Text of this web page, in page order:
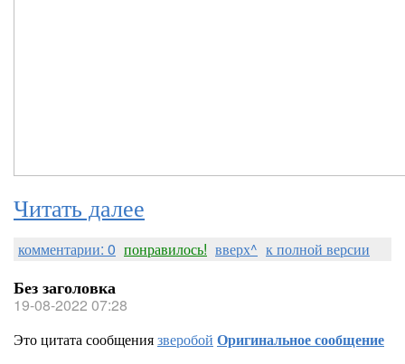
Читать далее
комментарии: 0 понравилось! вверх^ к полной версии
Без заголовка
19-08-2022 07:28
Это цитата сообщениязверобой Оригинальное сообщение